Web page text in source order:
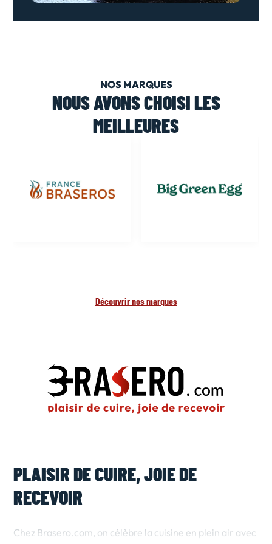
NOS MARQUES
NOUS AVONS CHOISI LES
MEILLEURES
Découvrir nos marques
PLAISIR DE CUIRE, JOIE DE
RECEVOIR
Chez Brasero.com, on célèbre la cuisine en plein air avec